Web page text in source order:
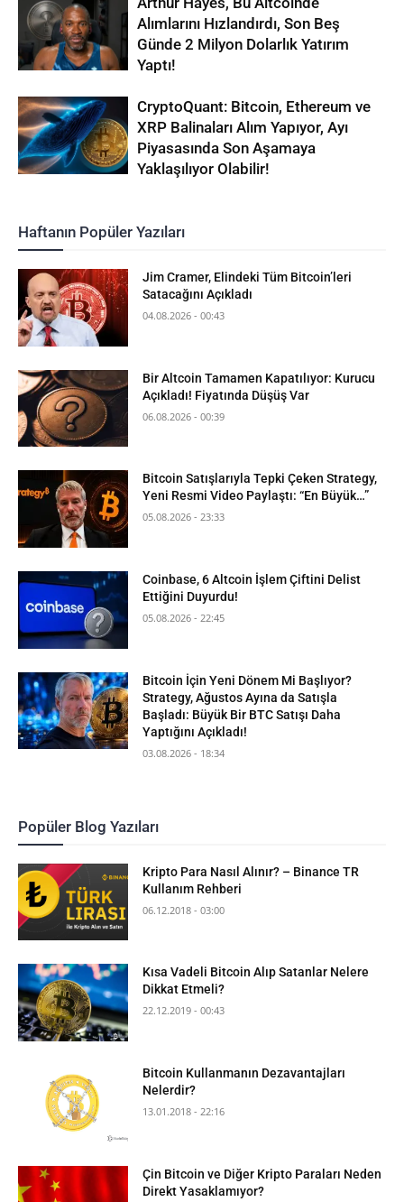
Alımlarını Hızlandırdı, Son Beş
Günde 2 Milyon Dolarlık Yatırım
Yaptı!
CryptoQuant: Bitcoin, Ethereum ve
XRP Balinaları Alım Yapıyor, Ayı
Piyasasında Son Aşamaya
Yaklaşılıyor Olabilir!
Haftanın Popüler Yazıları
Jim Cramer, Elindeki Tüm Bitcoin’leri
Satacağını Açıkladı
04.08.2026 - 00:43
Bir Altcoin Tamamen Kapatılıyor: Kurucu
Açıkladı! Fiyatında Düşüş Var
06.08.2026 - 00:39
Bitcoin Satışlarıyla Tepki Çeken Strategy,
Yeni Resmi Video Paylaştı: “En Büyük…”
05.08.2026 - 23:33
Coinbase, 6 Altcoin İşlem Çiftini Delist
Ettiğini Duyurdu!
05.08.2026 - 22:45
Bitcoin İçin Yeni Dönem Mi Başlıyor?
Strategy, Ağustos Ayına da Satışla
Başladı: Büyük Bir BTC Satışı Daha
Yaptığını Açıkladı!
03.08.2026 - 18:34
Popüler Blog Yazıları
Kripto Para Nasıl Alınır? – Binance TR
Kullanım Rehberi
06.12.2018 - 03:00
Kısa Vadeli Bitcoin Alıp Satanlar Nelere
Dikkat Etmeli?
22.12.2019 - 00:43
Bitcoin Kullanmanın Dezavantajları
Nelerdir?
13.01.2018 - 22:16
Çin Bitcoin ve Diğer Kripto Paraları Neden
Direkt Yasaklamıyor?